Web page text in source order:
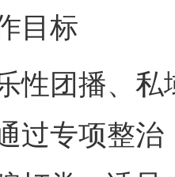
标
团播、私
过专项整